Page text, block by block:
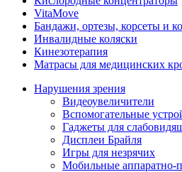
VitaMove
Бандажи, ортезы, корсеты и
Инвалидные коляски
Кинезотерапия
Матрасы для медицинских
Нарушения зрения
Видеоувеличители
Вспомогательные
Гаджеты для
Дисплеи Брайля
Игры для незрячих
Мобильные аппаратно-